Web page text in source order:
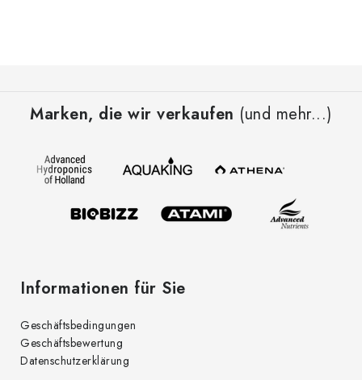
Marken, die wir verkaufen (und mehr...)
Informationen für Sie
Geschäftsbedingungen
Geschäftsbewertung
Datenschutzerklärung